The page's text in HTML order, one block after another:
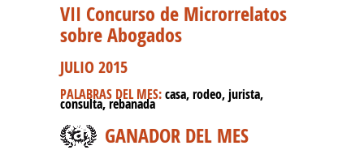
VII Concurso de Microrrelatos
sobre Abogados
JULIO 2015
PALABRAS DEL MES:casa, rodeo, jurista,
consulta, rebanada
GANADOR DEL MES